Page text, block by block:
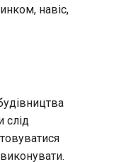
навіс,
слід